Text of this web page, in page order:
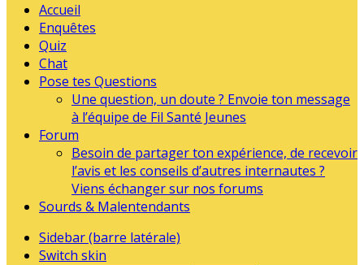
Accueil
Enquêtes
Quiz
Chat
Pose tes Questions
Une question, un doute ? Envoie ton message
à l’équipe de Fil Santé Jeunes
Forum
Besoin de partager ton expérience, de recevoir
l’avis et les conseils d’autres internautes ?
Viens échanger sur nos forums
Sourds & Malentendants
Sidebar (barre latérale)
Switch skin